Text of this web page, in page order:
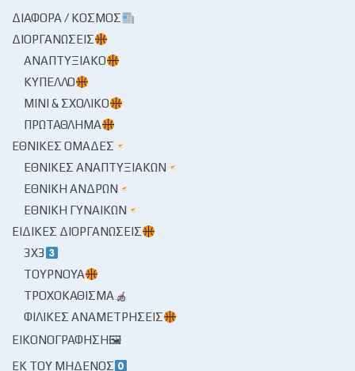
ΔΙΆΦΟΡΑ / ΚΌΣΜΟΣ
ΔΙΟΡΓΑΝΏΣΕΙΣ
ΑΝΑΠΤΥΞΙΑΚΌ
ΚΎΠΕΛΛΟ
ΜΊΝΙ & ΣΧΟΛΙΚΌ
ΠΡΩΤΆΘΛΗΜΑ
ΕΘΝΙΚΈΣ ΟΜΆΔΕΣ
ΕΘΝΙΚΈΣ ΑΝΑΠΤΥΞΙΑΚΏΝ
ΕΘΝΙΚΉ ΑΝΔΡΏΝ
ΕΘΝΙΚΉ ΓΥΝΑΙΚΏΝ
ΕΙΔΙΚΈΣ ΔΙΟΡΓΑΝΏΣΕΙΣ
3X3
ΤΟΥΡΝΟΥΆ
ΤΡΟΧΟΚΆΘΙΣΜΑ
ΦΙΛΙΚΈΣ ΑΝΑΜΕΤΡΉΣΕΙΣ
ΕΙΚΟΝΟΓΡΆΦΗΣΗ🖼
ΕΚ ΤΟΥ ΜΗΔΕΝΌΣ